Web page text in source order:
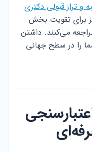
و تراز قبولی دکتری
برای تقویت بخش
می‌کنند. داشتن
را در سطح جهانی